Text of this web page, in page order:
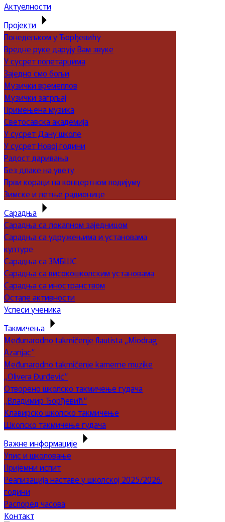
Актуелности
Пројекти
Понедељком у Ђорђевићу
Вредне руке дарују Вам звуке
У сусрет полетарцима
Заједно смо бољи
Музички времеплов
Музички загрљај
Примењена музика
Светосавска академија
У сусрет Дану школе
У сусрет Новој години
Радост даривања
Без длаке на увету
Први кораци на концертном подијуму
Зимске и летње радионице
Сарадња
Сарадња са локалном заједницом
Сарадња са удружењима и установама
културе
Сарадња са ЗМБШС
Сарадња са високошколским установама
Сарадња са иностранством
Остале активности
Успеси ученика
Такмичења
Međunarodno takmičenje flautista „Miodrag
Azanjac“
Međunarodno takmičenje kamerne muzike
„Olivera Đurđević“
Отворено школско такмичење гудача
„Владимир Ђорђевић“
Клавирско школско такмичење
Школско такмичење гудача
Важне информације
Упис и школовање
Пријемни испит
Реализација наставе у школској 2025/2026.
години
Распоред часова
Контакт